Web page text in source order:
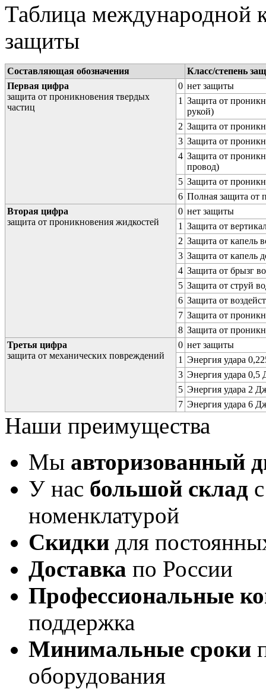
Таблица международной
защиты
Составляющая обозначения
Класс/степень
Первая цифра
защита от проникновения твердых
частиц
0 нет защиты
1 Защита от
рукой)
2 Защита от
3 Защита от
4 Защита от
провод)
5 Защита от
6 Полная защита от
Вторая цифра
защита от проникновения жидкостей
0 нет защиты
1 Защита от
2 Защита от капель
3 Защита от капель
4 Защита от брызг
5 Защита от струй
6 Защита от
7 Защита от
8 Защита от
Третья цифра
защита от механических повреждений
0 нет защиты
1 Энергия удара
3 Энергия удара 0,5
5 Энергия удара 2
7 Энергия удара 6
Наши преимущества
Мы авторизованный
У нас большой склад
номенклатурой
Скидки для
Доставка по России
Профессиональные
поддержка
Минимальные сроки
оборудования